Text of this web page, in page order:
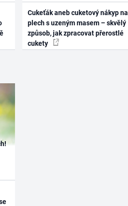
Cukeťák aneb cuketový nákyp na
plech s uzeným masem – skvělý
způsob, jak zpracovat přerostlé
cukety